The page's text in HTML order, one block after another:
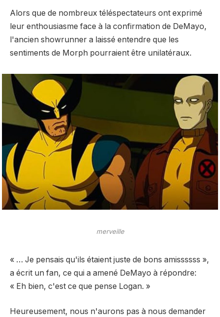
Alors que de nombreux téléspectateurs ont exprimé
leur enthousiasme face à la confirmation de DeMayo,
l'ancien showrunner a laissé entendre que les
sentiments de Morph pourraient être unilatéraux.
merveille
« … Je pensais qu'ils étaient juste de bons amissssss »,
a écrit un fan, ce qui a amené DeMayo à répondre:
« Eh bien, c'est ce que pense Logan. »
Heureusement, nous n'aurons pas à nous demander